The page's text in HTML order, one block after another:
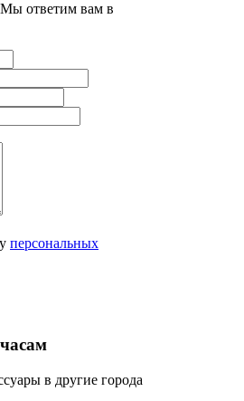
ответим вам в
персональныx
в другие города